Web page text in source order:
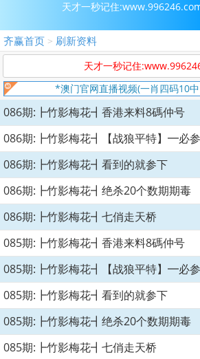
天才一秒记住
齐赢首页 > 刷新资料
天才一秒记住
*澳门官网直播视频(一肖四码10
086期:┣竹影梅花┫香港来料8碼仲号
086期:┣竹影梅花┫【战狼平特】━必参
086期:┣竹影梅花┫看到的就参下
086期:┣竹影梅花┫绝杀20个数期期毒
086期:┣竹影梅花┫七俏走天桥
085期:┣竹影梅花┫香港来料8碼仲号
085期:┣竹影梅花┫【战狼平特】━必参
085期:┣竹影梅花┫看到的就参下
085期:┣竹影梅花┫绝杀20个数期期毒
085期:┣竹影梅花┫七俏走天桥